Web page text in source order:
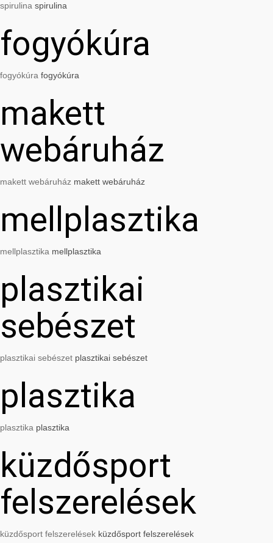
spirulina spirulina
fogyókúra
fogyókúra fogyókúra
makett
webáruház
makett webáruház makett webáruház
mellplasztika
mellplasztika mellplasztika
plasztikai
sebészet
plasztikai sebészet plasztikai sebészet
plasztika
plasztika plasztika
küzdősport
felszerelések
küzdősport felszerelések küzdősport felszerelések